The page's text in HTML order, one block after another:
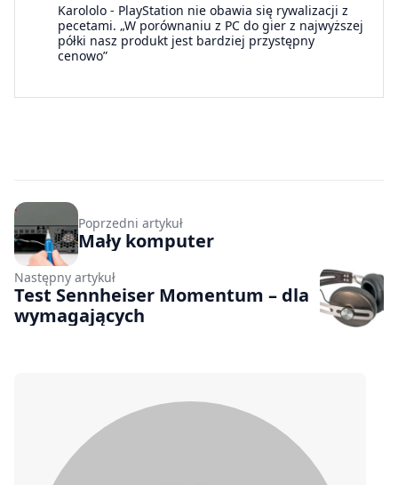
Karololo - PlayStation nie obawia się rywalizacji z
pecetami. „W porównaniu z PC do gier z najwyższej
półki nasz produkt jest bardziej przystępny
cenowo”
Poprzedni artykuł
Mały komputer
Następny artykuł
Test Sennheiser Momentum – dla
wymagających